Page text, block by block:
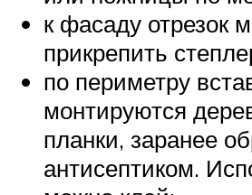
к фасаду отрезок
прикрепить
по периметру
монтируются
планки, заранее
антисептиком.